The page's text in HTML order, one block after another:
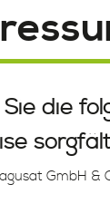
die
GmbH &